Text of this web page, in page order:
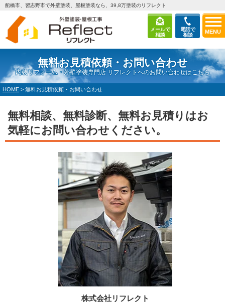
メールで
相談
電話で
相談
MENU
船橋市、習志野市で外壁塗装、屋根塗装なら、39,8万塗装のリフレクト
無料お見積依頼・お問い合わせ
内装リフォーム・外壁塗装専門店 リフレクトへのお問い合わせはこちら
HOME > 無料お見積依頼・お問い合わせ
無料相談、無料診断、無料お見積りはお
気軽にお問い合わせください。
株式会社リフレクト